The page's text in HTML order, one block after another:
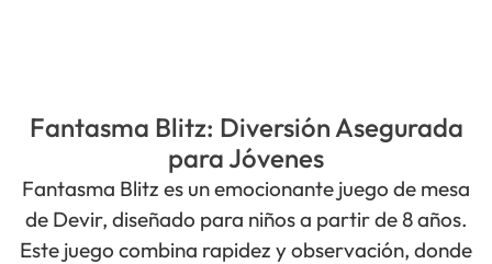
Fantasma Blitz: Diversión Asegurada
para Jóvenes
Fantasma Blitz es un emocionante juego de mesa
de Devir, diseñado para niños a partir de 8 años.
Este juego combina rapidez y observación, donde